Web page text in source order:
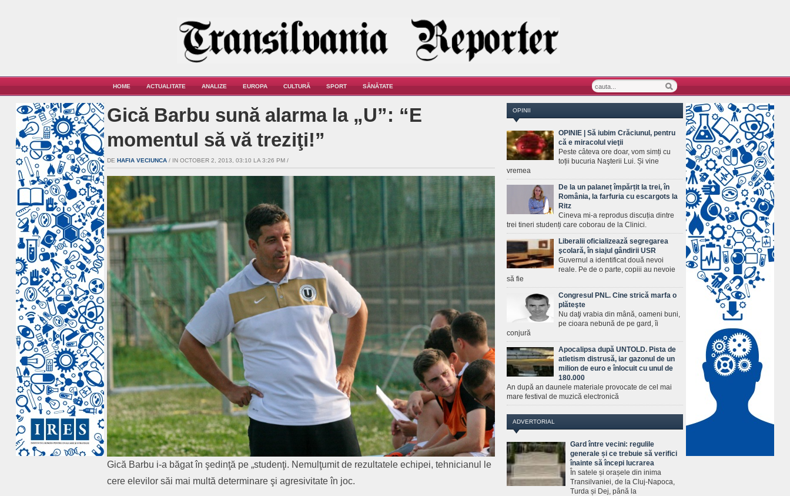
HOME ACTUALITATE ANALIZE EUROPA CULTURĂ SPORT SĂNĂTATE
Gică Barbu sună alarma la „U”: “E
momentul să vă treziţi!”
DE HAFIA VECIUNCA / IN OCTOBER 2, 2013, 03:10 LA 3:26 PM /
Gică Barbu i-a băgat în şedinţă pe „studenţi. Nemulţumit de rezultatele echipei, tehnicianul le
cere elevilor săi mai multă determinare şi agresivitate în joc.
OPINII
OPINIE | Să iubim Crăciunul, pentru
că e miracolul vieţii
Peste câteva ore doar, vom simți cu
toții bucuria Naşterii Lui. Și vine
vremea
De la un palaneț împărțit la trei, în
România, la farfuria cu escargots la
Ritz
Cineva mi-a reprodus discuția dintre
trei tineri studenți care coborau de la Clinici.
Liberalii oficializează segregarea
şcolară, în siajul gândirii USR
Guvernul a identificat două nevoi
reale. Pe de o parte, copiii au nevoie
să fie
Congresul PNL. Cine strică marfa o
plăteşte
Nu daţi vrabia din mână, oameni buni,
pe cioara nebună de pe gard, îi
conjură
Apocalipsa după UNTOLD. Pista de
atletism distrusă, iar gazonul de un
milion de euro e înlocuit cu unul de
180.000
An după an daunele materiale provocate de cel mai
mare festival de muzică electronică
ADVERTORIAL
Gard între vecini: regulile
generale și ce trebuie să verifici
înainte să începi lucrarea
În satele și orașele din inima
Transilvaniei, de la Cluj-Napoca,
Turda și Dej, până la